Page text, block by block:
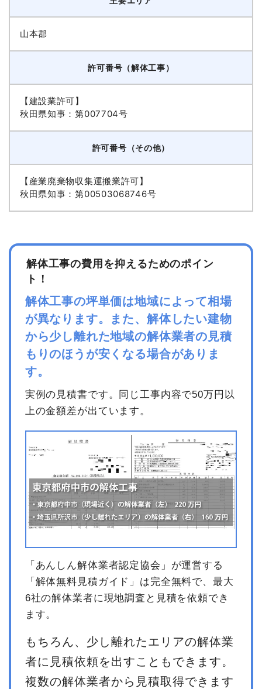
山本郡
許可番号（解体工事）
【建設業許可】
秋田県知事：第007704号
許可番号（その他）
【産業廃棄物収集運搬業許可】
秋田県知事：第00503068746号
解体工事の費用を抑えるためのポイン
ト！
解体工事の坪単価は地域によって相場
が異なります。また、解体したい建物
から少し離れた地域の解体業者の見積
もりのほうが安くなる場合がありま
す。
実例の見積書です。同じ工事内容で50万円以
上の金額差が出ています。
「あんしん解体業者認定協会」が運営する
「解体無料見積ガイド」は完全無料で、最大
6社の解体業者に現地調査と見積を依頼でき
ます。
もちろん、少し離れたエリアの解体業
者に見積依頼を出すこともできます。
複数の解体業者から見積取得できます